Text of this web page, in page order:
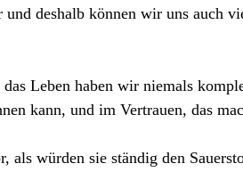
deshalb können wir uns auch
Leben haben wir niemals
kann, und im Vertrauen, das
als würden sie ständig den